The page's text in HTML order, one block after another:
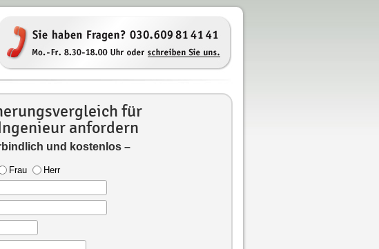
für
anfordern
und kostenlos –
Frau
Herr